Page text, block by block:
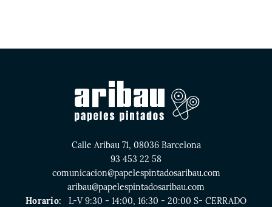
Calle Aribau 71, 08036 Barcelona
93 453 22 58
comunicacion@papelespintadosaribau.com
aribau@papelespintadosaribau.com
Horario:
L-V 9:30 - 14:00, 16:30 - 20:00 S- CERRADO